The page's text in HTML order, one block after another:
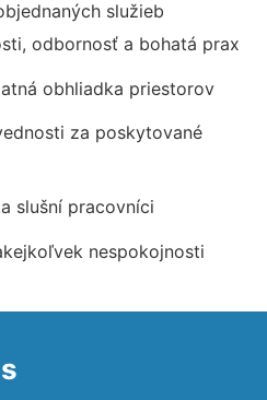
služieb
odbornosť a bohatá prax
obhliadka priestorov
za poskytované
slušní pracovníci
nespokojnosti